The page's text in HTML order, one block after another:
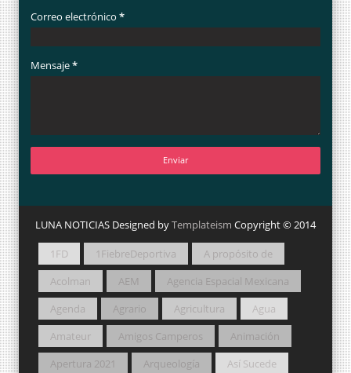
Correo electrónico *
Mensaje*
LUNA NOTICIAS Designed byTemplateism Copyright © 2014
1FD 1FiebreDeportiva
A propósito de
Acolman
AEM
Agencia Espacial Mexicana
Agenda
Agrario Agricultura
Agua
Amateur
Amigos Camperos
Animación
Apertura 2021
Arqueología
Así Sucede